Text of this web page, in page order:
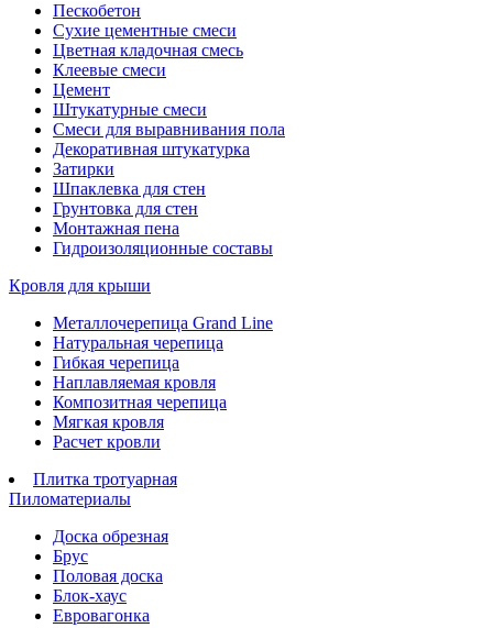
Пескобетон
Сухие цементные смеси
Цветная кладочная смесь
Клеевые смеси
Цемент
Штукатурные смеси
Смеси для выравнивания пола
Декоративная штукатурка
Затирки
Шпаклевка для стен
Грунтовка для стен
Монтажная пена
Гидроизоляционные составы
Кровля для крыши
Металлочерепица Grand Line
Натуральная черепица
Гибкая черепица
Наплавляемая кровля
Композитная черепица
Мягкая кровля
Расчет кровли
Плитка тротуарная
Пиломатериалы
Доска обрезная
Брус
Половая доска
Блок-хаус
Евровагонка